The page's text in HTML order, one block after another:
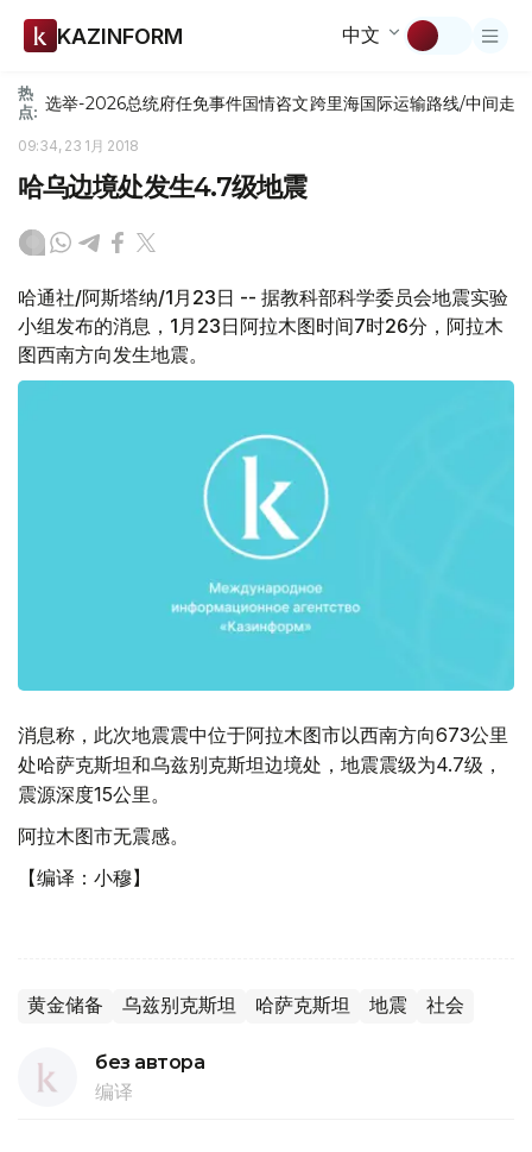
KAZINFORM 中文
热
点: 选举-2026总统府任免事件国情咨文跨里海国际运输路线/中间走廊
09:34, 23 1月 2018
哈乌边境处发生4.7级地震
哈通社/阿斯塔纳/1月23日 -- 据教科部科学委员会地震实验
小组发布的消息，1月23日阿拉木图时间7时26分，阿拉木
图西南方向发生地震。
消息称，此次地震震中位于阿拉木图市以西南方向673公里
处哈萨克斯坦和乌兹别克斯坦边境处，地震震级为4.7级，
震源深度15公里。
阿拉木图市无震感。
【编译：小穆】
黄金储备 乌兹别克斯坦 哈萨克斯坦 地震 社会
без автора
编译